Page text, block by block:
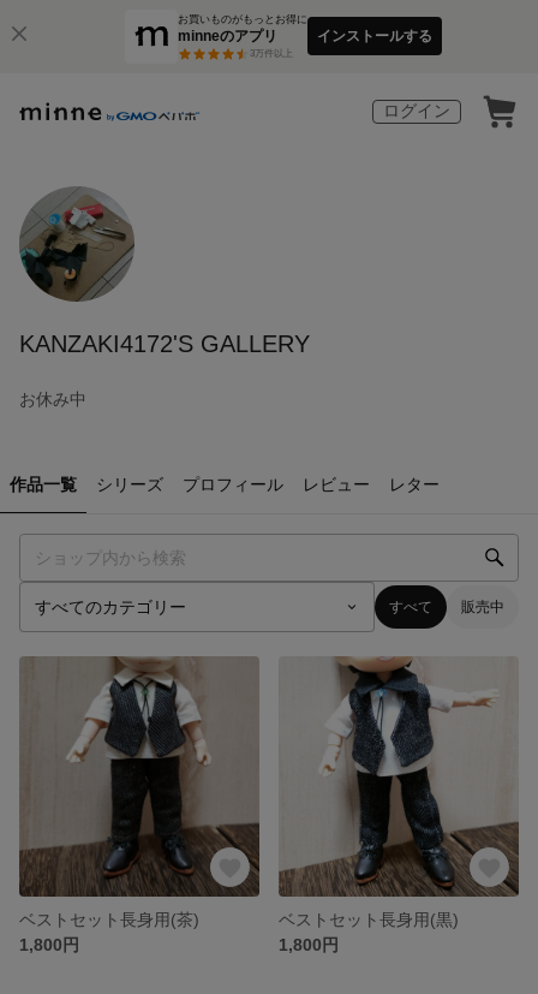
お買いものがもっとお得に
minneのアプリ
3万件以上
インストールする
ログイン
KANZAKI4172'S GALLERY
お休み中
作品一覧 シリーズ プロフィール レビュー レター
すべて 販売中
ベストセット長身用(茶)
1,800円
ベストセット長身用(黒)
1,800円